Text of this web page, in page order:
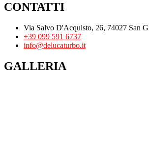
CONTATTI
Via Salvo D'Acquisto, 26, 74027 San
+39 099 591 6737
info@delucaturbo.it
GALLERIA